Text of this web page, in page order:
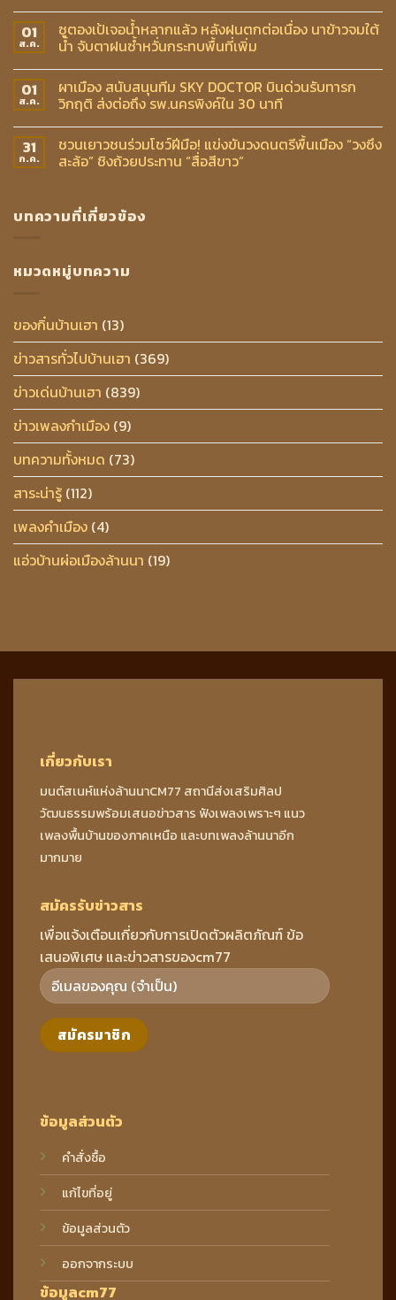
01
ส.ค.
ซูตองเป้เจอน้ำหลากแล้ว หลังฝนตกต่อเนื่อง นาข้าวจมใต้
น้ำ จับตาฝนซ้ำหวั่นกระทบพื้นที่เพิ่ม
01
ส.ค.
ผาเมือง สนับสนุนทีม SKY DOCTOR บินด่วนรับทารก
วิกฤติ ส่งต่อถึง รพ.นครพิงค์ใน 30 นาที
31
ก.ค.
ชวนเยาวชนร่วมโชว์ฝีมือ! แข่งขันวงดนตรีพื้นเมือง “วงซึง
สะล้อ” ชิงถ้วยประทาน “สื่อสีขาว”
บทความที่เกี่ยวข้อง
หมวดหมู่บทความ
ของกิ๋นบ้านเฮา (13)
ข่าวสารทั่วไปบ้านเฮา (369)
ข่าวเด่นบ้านเฮา (839)
ข่าวเพลงกำเมือง (9)
บทความทั้งหมด (73)
สาระน่ารู้ (112)
เพลงคำเมือง (4)
แอ่วบ้านผ่อเมืองล้านนา (19)
เกี่ยวกับเรา
มนต์สเนห์แห่งล้านนาCM77 สถานีส่งเสริมศิลป
วัฒนธรรมพร้อมเสนอข่าวสาร ฟังเพลงเพราะๆ แนว
เพลงพื้นบ้านของภาคเหนือ และบทเพลงล้านนาอีก
มากมาย
ข้อมูลส่วนตัว
คำสั่งซื้อ
แก้ไขที่อยู่
ข้อมูลส่วนตัว
ออกจากระบบ
ข้อมูลcm77
สมัครรับข่าวสาร
เพื่อแจ้งเตือนเกี่ยวกับการเปิดตัวผลิตภัณฑ์ ข้อ
เสนอพิเศษ และข่าวสารของcm77